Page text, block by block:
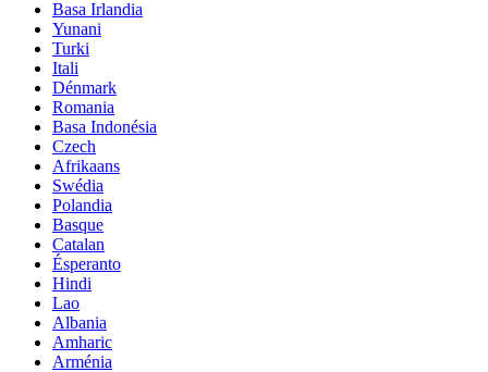
Basa Irlandia
Yunani
Turki
Itali
Dénmark
Romania
Basa Indonésia
Czech
Afrikaans
Swédia
Polandia
Basque
Catalan
Ésperanto
Hindi
Lao
Albania
Amharic
Arménia